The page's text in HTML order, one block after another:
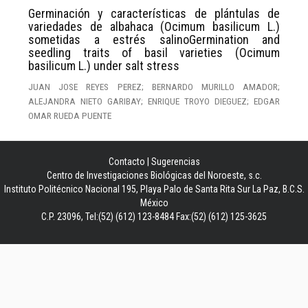
Germinación y características de plántulas de
variedades de albahaca (Ocimum basilicum L.)
sometidas a estrés salinoGermination and
seedling traits of basil varieties (Ocimum
basilicum L.) under salt stress
JUAN JOSE REYES PEREZ; BERNARDO MURILLO AMADOR;
ALEJANDRA NIETO GARIBAY; ENRIQUE TROYO DIEGUEZ; EDGAR
OMAR RUEDA PUENTE
Contacto
Sugerencias
Centro de Investigaciones Biológicas del Noroeste, s.c.
Instituto Politécnico Nacional 195, Playa Palo de Santa Rita Sur La Paz, B.C.S.
México
C.P. 23096, Tel:(52) (612) 123-8484 Fax:(52) (612) 125-3625